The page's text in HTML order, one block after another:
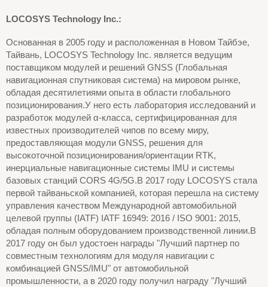
LOCOSYS Technology Inc.:
Основанная в 2005 году и расположенная в Новом Тайбэе,
Тайвань, LOCOSYS Technology Inc. является ведущим
поставщиком модулей и решений GNSS (Глобальная
навигационная спутниковая система) на мировом рынке,
обладая десятилетиями опыта в области глобального
позиционирования.У него есть лаборатория исследований и
разработок модулей α-класса, сертифицированная для
известных производителей чипов по всему миру,
предоставляющая модули GNSS, решения для
высокоточной позиционирования/ориентации RTK,
инерциальные навигационные системы IMU и системы
базовых станций CORS 4G/5G.В 2017 году LOCOSYS стала
первой тайваньской компанией, которая перешла на систему
управления качеством Международной автомобильной
целевой группы (IATF) IATF 16949: 2016 / ISO 9001: 2015,
обладая полным оборудованием производственной линии.В
2017 году он был удостоен награды "Лучший партнер по
совместным технологиям для модуля навигации с
комбинацией GNSS/IMU" от автомобильной
промышленности, а в 2020 году получил награду "Лучший